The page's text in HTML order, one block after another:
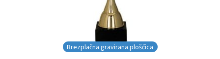
Brezplačna gravirana ploščica